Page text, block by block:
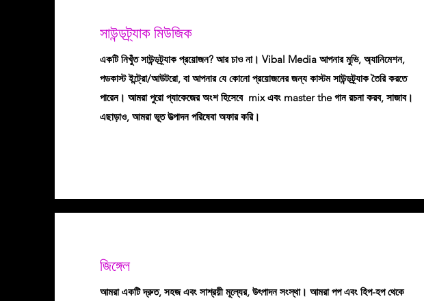
সাউন্ডট্র্যাক মিউজিক
একটি নিখুঁত সাউন্ডট্র্যাক প্রয়োজন? আর চাও না। Vibal Media আপনার মুভি, অ্যানিমেশন,
পডকাস্ট ইন্ট্রো/আউটরো, বা আপনার যে কোনো প্রয়োজনের জন্য কাস্টম সাউন্ডট্র্যাক তৈরি করতে
পারেন। আমরা পুরো প্যাকেজের অংশ হিসেবে mix এবং master the গান রচনা করব, সাজাব।
এছাড়াও, আমরা ভূত উত্পাদন পরিষেবা অফার করি।
জিঙ্গেল
আমরা একটি দ্রুত, সহজ এবং সাশ্রয়ী মূল্যের, উৎপাদন সংস্থা। আমরা পপ এবং হিপ-হপ থেকে